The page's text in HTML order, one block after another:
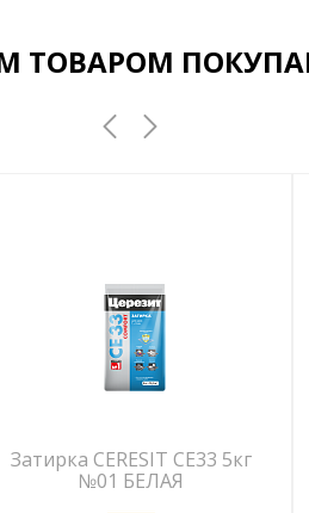
ТОВАРОМ
Затирка CERESIT СЕ33 5кг
№01 БЕЛАЯ